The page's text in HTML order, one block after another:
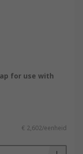
for use with
€ 2,602/eenheid